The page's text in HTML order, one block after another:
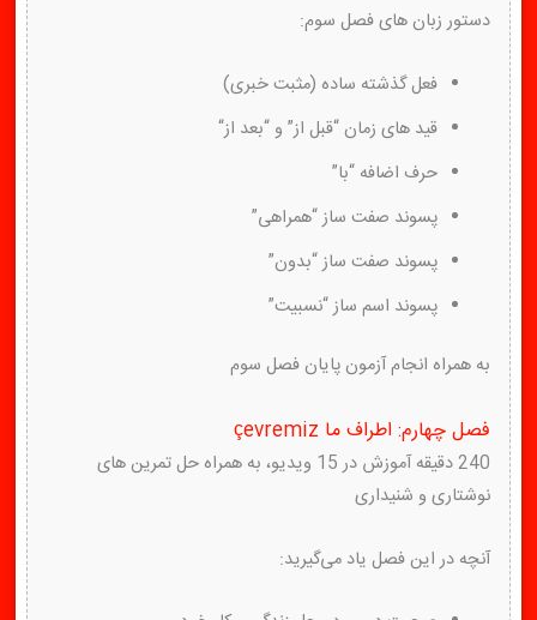
دستور زبان های فصل سوم:
فعل گذشته ساده (مثبت خبری)
قید های زمان “قبل از” و “بعد از“
حرف اضافه “با”
پسوند صفت ساز “همراهی”
پسوند صفت ساز “بدون”
پسوند اسم ساز “نسبیت”
به همراه انجام آزمون پایان فصل سوم
فصل چهارم: اطراف ما çevremiz
240 دقیقه آموزش در 15 ویدیو، به همراه حل تمرین های
نوشتاری و شنیداری
آنچه در این فصل یاد می‌گیرید: